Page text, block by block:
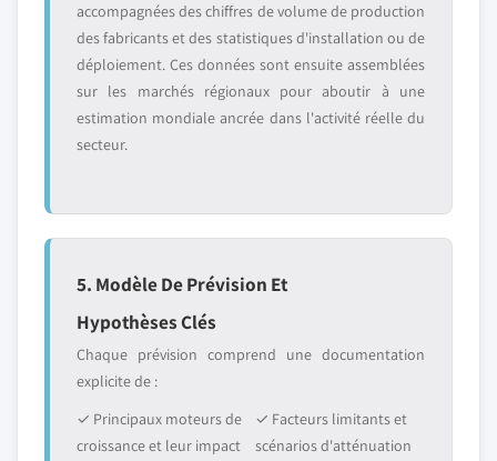
accompagnées des chiffres de volume de production
des fabricants et des statistiques d'installation ou de
déploiement. Ces données sont ensuite assemblées
sur les marchés régionaux pour aboutir à une
estimation mondiale ancrée dans l'activité réelle du
secteur.
5. Modèle De Prévision Et
Hypothèses Clés
Chaque prévision comprend une documentation
explicite de :
✓ Principaux moteurs de
croissance et leur impact
✓ Facteurs limitants et
scénarios d'atténuation